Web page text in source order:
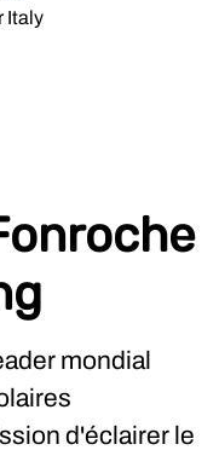
Italy
mondial
d'éclairer le